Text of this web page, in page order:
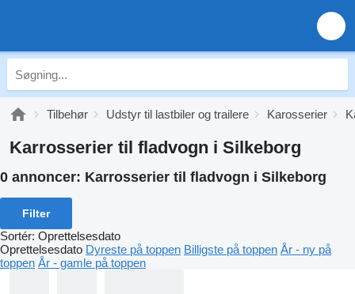
Tilbehør Udstyr til lastbiler og trailere Karosserier
Karrosserier til fladvogn i Silkeborg
0 annoncer: Karrosserier til fladvogn i Silkeborg
Filter
Sortér: Oprettelsesdato
Oprettelsesdato Dyreste på toppen Billigste på toppen År - ny på
toppen År - gamle på toppen